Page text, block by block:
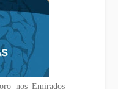
nos Emirados